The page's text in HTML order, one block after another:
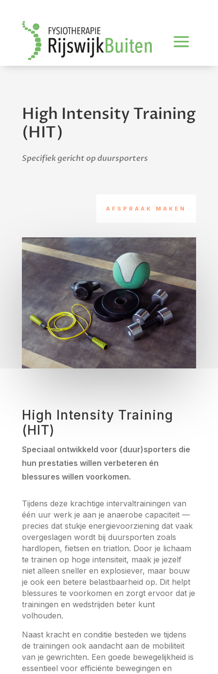
High Intensity Training
(HIT)
Specifiek gericht op duursporters
AFSPRAAK MAKEN
High Intensity Training
(HIT)
Speciaal ontwikkeld voor (duur)sporters die
hun prestaties willen verbeteren én
blessures willen voorkomen.
Tijdens deze krachtige intervaltrainingen van
één uur werk je aan je anaerobe capaciteit —
precies dat stukje energievoorziening dat vaak
overgeslagen wordt bij duursporten zoals
hardlopen, fietsen en triatlon. Door je lichaam
te trainen op hoge intensiteit, maak je jezelf
niet alleen sneller en explosiever, maar bouw
je ook een betere belastbaarheid op. Dit helpt
blessures te voorkomen en zorgt ervoor dat je
trainingen en wedstrijden beter kunt
volhouden.
Naast kracht en conditie besteden we tijdens
de trainingen ook aandacht aan de mobiliteit
van je gewrichten. Een goede bewegelijkheid is
essentieel voor efficiënte bewegingen en